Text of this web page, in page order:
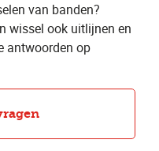
van banden?
wissel ook uitlijnen en
antwoorden op